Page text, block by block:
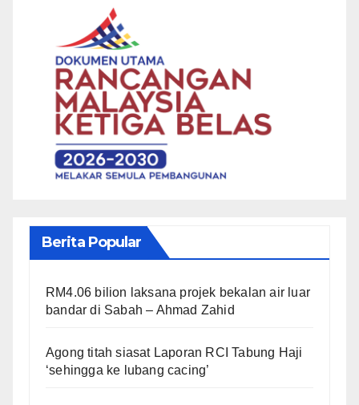
Berita Popular
RM4.06 bilion laksana projek bekalan air luar
bandar di Sabah – Ahmad Zahid
Agong titah siasat Laporan RCI Tabung Haji
‘sehingga ke lubang cacing’